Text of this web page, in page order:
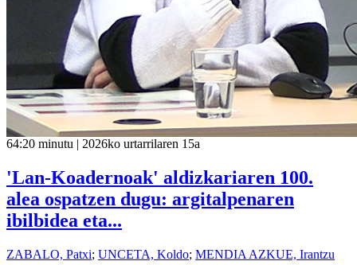
64:20 minutu | 2026ko urtarrilaren 15a
'Lan-Koadernoak' aldizkariaren 100.
alea ospatzen dugu: argitalpenaren
ibilbidea eta...
ZABALO, Patxi; UNCETA, Koldo; MENDIA AZKUE, Irantzu